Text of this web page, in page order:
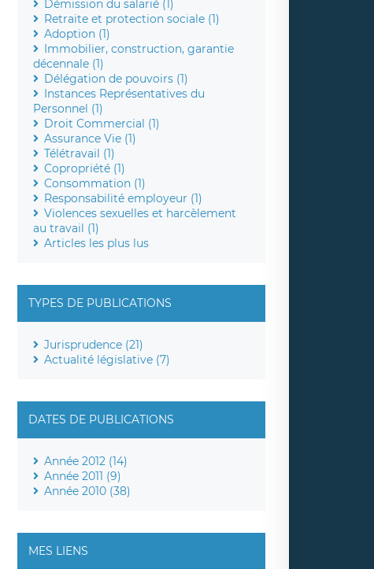
Démission du salarié (1)
Retraite et protection sociale (1)
Adoption (1)
Immobilier, construction, garantie
décennale (1)
Délégation de pouvoirs (1)
Instances Représentatives du
Personnel (1)
Droit Commercial (1)
Assurance Vie (1)
Télétravail (1)
Copropriété (1)
Consommation (1)
Responsabilité employeur (1)
Violences sexuelles et harcèlement
au travail (1)
Articles les plus lus
TYPES DE PUBLICATIONS
Jurisprudence (21)
Actualité législative (7)
DATES DE PUBLICATIONS
Année 2012 (14)
Année 2011 (9)
Année 2010 (38)
MES LIENS